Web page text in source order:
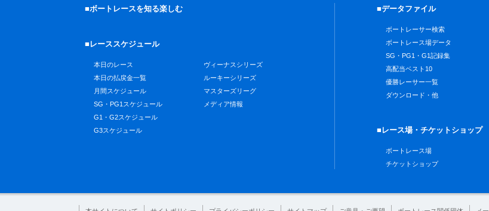
■ボートレースを知る楽しむ
■レーススケジュール
本日のレース
本日の払戻金一覧
月間スケジュール
SG・PG1スケジュール
G1・G2スケジュール
G3スケジュール
ヴィーナスシリーズ
ルーキーシリーズ
マスターズリーグ
メディア情報
■データファイル
ボートレーサー検索
ボートレース場データ
SG・PG1・G1記録集
高配当ベスト10
優勝レーサー一覧
ダウンロード・他
■レース場・チケットショップ
ボートレース場
チケットショップ